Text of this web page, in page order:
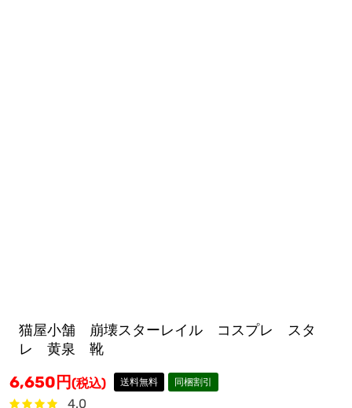
猫屋小舗 崩壊スターレイル コスプレ スタ
レ 黄泉 靴
6,650 円(税込) 送料無料 同梱割引
4.0